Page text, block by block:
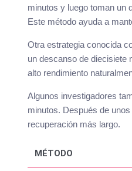
minutos y luego toman un
Este método ayuda a
Otra estrategia conocida
un descanso de diecisiete
alto rendimiento
Algunos investigadores
minutos. Después de
recuperación más largo.
MÉTODO